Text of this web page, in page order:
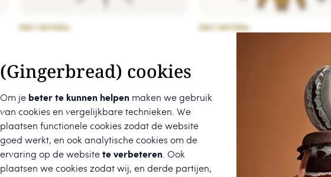
(Gingerbread) cookies
Om je beter te kunnen helpen maken we gebruik
van cookies en vergelijkbare technieken. We
plaatsen functionele cookies zodat de website
goed werkt, en ook analytische cookies om de
ervaring op de website te verbeteren. Ook
plaatsen we cookies zodat wij, en derde partijen,
€ 35,95